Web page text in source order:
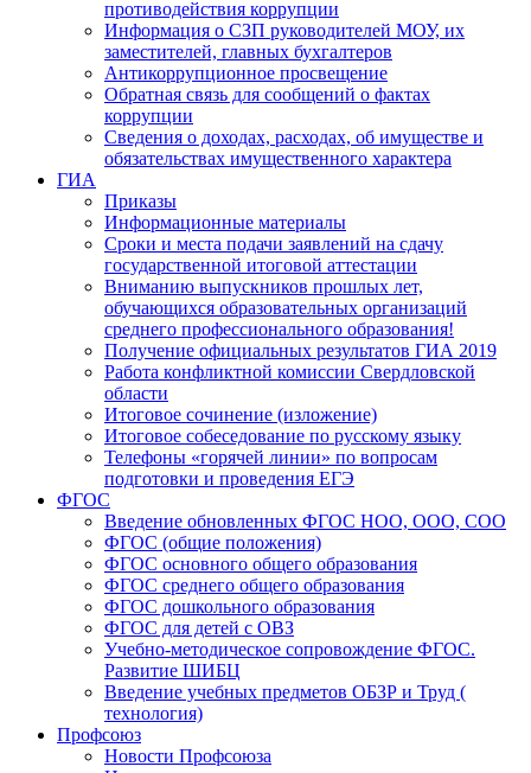
противодействия коррупции
Информация о СЗП руководителей МОУ, их
заместителей, главных бухгалтеров
Антикоррупционное просвещение
Обратная связь для сообщений о фактах
коррупции
Сведения о доходах, расходах, об имуществе и
обязательствах имущественного характера
ГИА
Приказы
Информационные материалы
Сроки и места подачи заявлений на сдачу
государственной итоговой аттестации
Вниманию выпускников прошлых лет,
обучающихся образовательных организаций
среднего профессионального образования!
Получение официальных результатов ГИА 2019
Работа конфликтной комиссии Свердловской
области
Итоговое сочинение (изложение)
Итоговое собеседование по русскому языку
Телефоны «горячей линии» по вопросам
подготовки и проведения ЕГЭ
ФГОС
Введение обновленных ФГОС НОО, ООО, СОО
ФГОС (общие положения)
ФГОС основного общего образования
ФГОС среднего общего образования
ФГОС дошкольного образования
ФГОС для детей с ОВЗ
Учебно-методическое сопровождение ФГОС.
Развитие ШИБЦ
Введение учебных предметов ОБЗР и Труд (
технология)
Профсоюз
Новости Профсоюза